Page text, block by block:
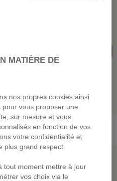
Claquettes
59,00 €
PRIX DOUX
MATIÈRE DE
nos propres cookies ainsi
vous proposer une
sur mesure et vous
en fonction de vos
votre confidentialité et
plus grand respect.
tout moment mettre à jour
vos choix via le